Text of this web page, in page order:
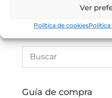
Ver
Política de cookiesPolítica
Guía de compra